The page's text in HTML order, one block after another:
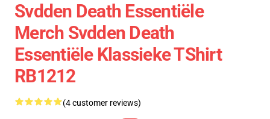
Svdden Death Essentiële
Merch Svdden Death
Essentiële Klassieke TShirt
RB1212
(4 customer reviews)